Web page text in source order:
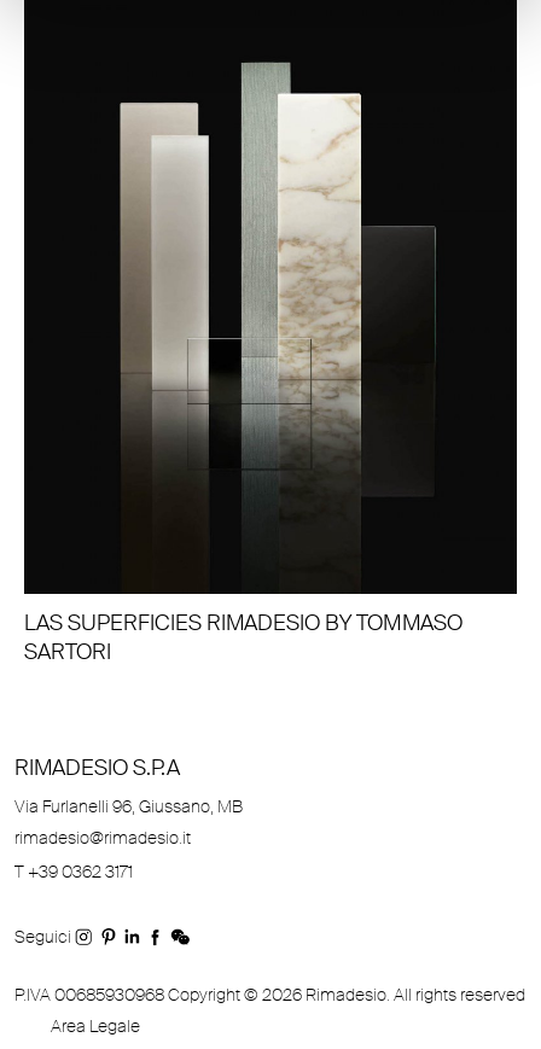
LAS SUPERFICIES RIMADESIO BY TOMMASO
SARTORI
RIMADESIO S.P.A
Via Furlanelli 96, Giussano, MB
rimadesio@rimadesio.it
T +39 0362 3171
Seguici
P.IVA 00685930968 Copyright © 2026 Rimadesio. All rights reserved
Area Legale